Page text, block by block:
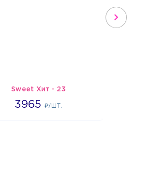
Sweet Хит - 23
3965 ₽/ШТ.
3965